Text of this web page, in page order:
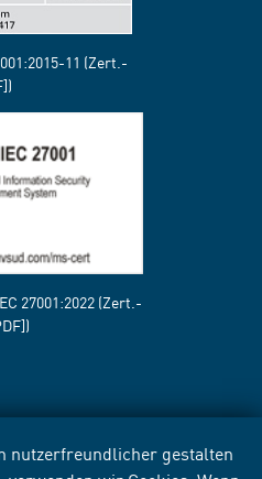
nutzerfreundlicher gestalten
11 (Zert.-
27001:2022 (Zert.-